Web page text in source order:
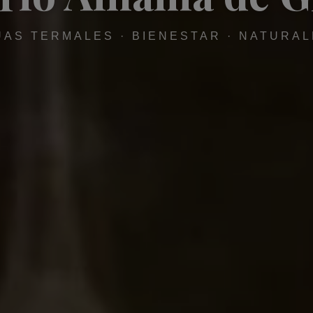
TERMALES · BIENESTAR ·